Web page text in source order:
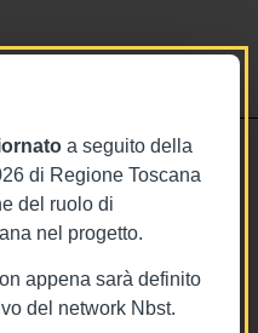
a seguito della
di Regione Toscana
del ruolo di
nel progetto.
appena sarà definito
del network Nbst.
3 agosto 2020